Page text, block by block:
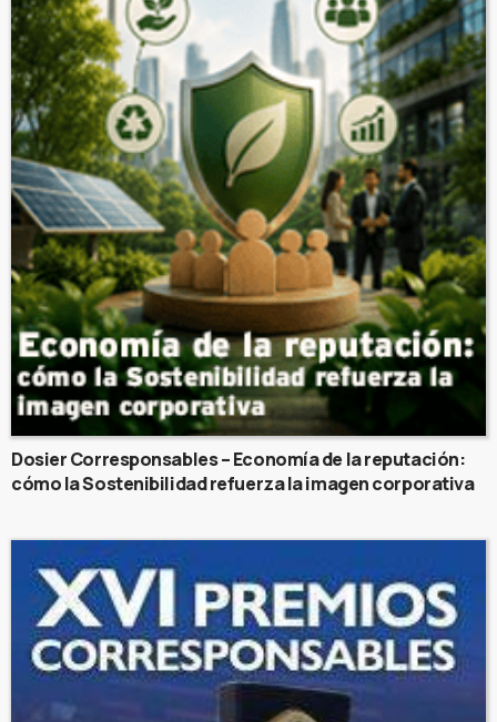
Dosier Corresponsables – Economía de la reputación:
cómo la Sostenibilidad refuerza la imagen corporativa